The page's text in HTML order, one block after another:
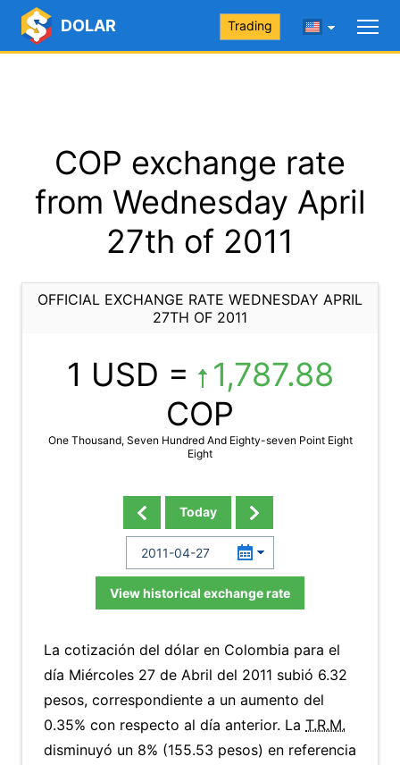
DOLAR Trading
COP exchange rate
from Wednesday April
27th of 2011
OFFICIAL EXCHANGE RATE WEDNESDAY APRIL
27TH OF 2011
1 USD =
1,787.88
COP
One Thousand, Seven Hundred And Eighty-seven Point Eight
Eight
Today
View historical exchange rate
La cotización del dólar en Colombia para el
día Miércoles 27 de Abril del 2011 subió 6.32
pesos, correspondiente a un aumento del
0.35% con respecto al día anterior. La T.R.M.
disminuyó un 8% (155.53 pesos) en referencia